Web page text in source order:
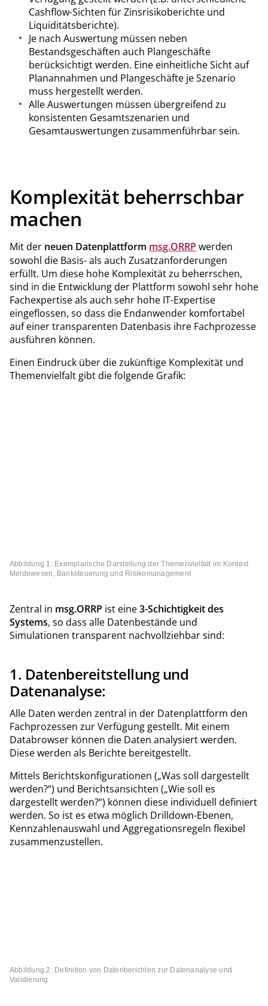
Cashflow-Sichten für Zinsrisikoberichte und
Liquiditätsberichte).
Je nach Auswertung müssen neben
Bestandsgeschäften auch Plangeschäfte
berücksichtigt werden. Eine einheitliche Sicht auf
Planannahmen und Plangeschäfte je Szenario
muss hergestellt werden.
Alle Auswertungen müssen übergreifend zu
konsistenten Gesamtszenarien und
Gesamtauswertungen zusammenführbar sein.
Komplexität beherrschbar
machen
Mit der neuen Datenplattform msg.ORRP werden
sowohl die Basis- als auch Zusatzanforderungen
erfüllt. Um diese hohe Komplexität zu beherrschen,
sind in die Entwicklung der Plattform sowohl sehr hohe
Fachexpertise als auch sehr hohe IT-Expertise
eingeflossen, so dass die Endanwender komfortabel
auf einer transparenten Datenbasis ihre Fachprozesse
ausführen können.
Einen Eindruck über die zukünftige Komplexität und
Themenvielfalt gibt die folgende Grafik:
Abbildung 1: Exemplarische Darstellung der Themenvielfalt im Kontext
Meldewesen, Banksteuerung und Risikomanagement
Zentral in msg.ORRP ist eine3-Schichtigkeit des
Systems, so dass alle Datenbestände und
Simulationen transparent nachvollziehbar sind:
1. Datenbereitstellung und
Datenanalyse:
Alle Daten werden zentral in der Datenplattform den
Fachprozessen zur Verfügung gestellt. Mit einem
Databrowser können die Daten analysiert werden.
Diese werden als Berichte bereitgestellt.
Mittels Berichtskonfigurationen („Was soll dargestellt
werden?“) und Berichtsansichten („Wie soll es
dargestellt werden?“) können diese individuell definiert
werden. So ist es etwa möglich Drilldown-Ebenen,
Kennzahlenauswahl und Aggregationsregeln flexibel
zusammenzustellen.
Abbildung 2: Definition von Datenberichten zur Datenanalyse und
Validierung